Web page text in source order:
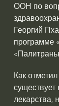
ООН по
Георгий
программе
Как
существует
лекарства,